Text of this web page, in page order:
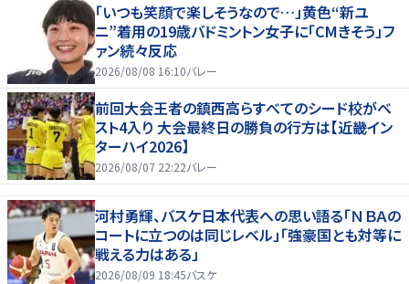
「いつも笑顔で楽しそうなので…」黄色“新ユ
ニ”着用の19歳バドミントン女子に「CMきそう」フ
ァン続々反応
2026/08/08 16:10バレー
前回大会王者の鎮西高らすべてのシード校がベ
スト4入り 大会最終日の勝負の行方は【近畿イン
ターハイ2026】
2026/08/07 22:22バレー
河村勇輝、バスケ日本代表への思い語る「ＮＢＡの
コートに立つのは同じレベル」「強豪国とも対等に
戦える力はある」
2026/08/09 18:45バスケ